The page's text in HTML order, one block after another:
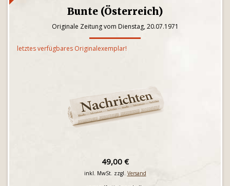
Bunte (Österreich)
Originale Zeitung vom Dienstag, 20.07.1971
letztes verfügbares Originalexemplar!
49,00 €
inkl. MwSt. zzgl. Versand